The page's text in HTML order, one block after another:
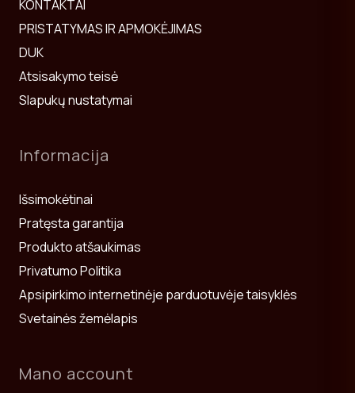
KONTAKTAI
PRISTATYMAS IR APMOKĖJIMAS
DUK
Atsisakymo teisė
Slapukų nustatymai
Informacija
Išsimokėtinai
Pratęsta garantija
Produkto atšaukimas
Privatumo Politika
Apsipirkimo internetinėje parduotuvėje taisyklės
Svetainės žemėlapis
Mano account